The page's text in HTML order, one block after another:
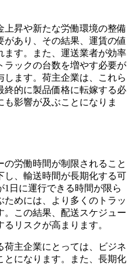
昇や新たな労働環境の整備
あり、その結果、運賃の値
ます。また、運送業者が効率
ラックの台数を増やす必要が
ます。荷主企業は、これら
終的に製品価格に転嫁する必
影響が及ぶことになりま
の労働時間が制限されること
し、輸送時間が長期化する可
日に運行できる時間が限ら
めには、より多くのトラッ
。この結果、配送スケジュー
リスクが高まります。
主企業にとっては、ビジネ
とになります。また、長期化